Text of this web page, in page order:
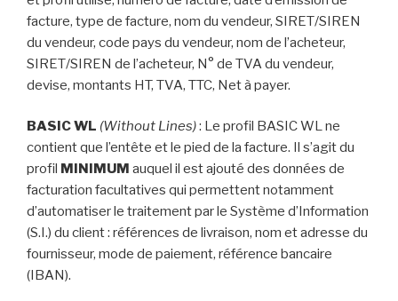
facture, type de facture, nom du vendeur, SIRET/SIREN
du vendeur, code pays du vendeur, nom de l’acheteur,
SIRET/SIREN de l’acheteur, N° de TVA du vendeur,
devise, montants HT, TVA, TTC, Net à payer.
BASIC WL (Without Lines): Le profil BASIC WL ne
contient que l’entête et le pied de la facture. Il s’agit du
profil MINIMUM auquel il est ajouté des données de
facturation facultatives qui permettent notamment
d’automatiser le traitement par le Système d’Information
(S.I.) du client : références de livraison, nom et adresse du
fournisseur, mode de paiement, référence bancaire
(IBAN).